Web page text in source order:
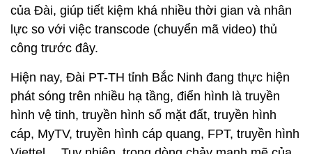
của Đài, giúp tiết kiệm khá nhiều thời gian và nhân
lực so với việc transcode (chuyển mã video) thủ
công trước đây.
Hiện nay, Đài PT-TH tỉnh Bắc Ninh đang thực hiện
phát sóng trên nhiều hạ tầng, điển hình là truyền
hình vệ tinh, truyền hình số mặt đất, truyền hình
cáp, MyTV, truyền hình cáp quang, FPT, truyền hình